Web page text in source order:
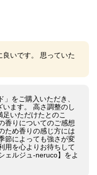
いです。 思っていた
をご購入いただき、
ます。 高さ調整のし
いただけたとのこ
香りについてのご感想
ため香りの感じ方には
節によっても強さが変
用を心よりお待ちして
ェルジュ-neruco】をよ